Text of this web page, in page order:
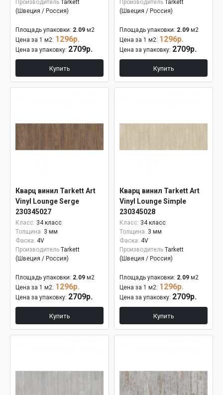
Производитель Tarkett
(Швеция / Россия)
Площадь упаковки: 2.09 м2
Цена за 1 м2: 1296р.
Цена за упаковку: 2709р.
Купить
Производитель Tarkett
(Швеция / Россия)
Площадь упаковки: 2.09 м2
Цена за 1 м2: 1296р.
Цена за упаковку: 2709р.
Купить
Кварц винил Tarkett Art
Vinyl Lounge Serge
230345027
Класс: 34 класс
Толщина: 3 мм
Фаска: 4V
Производитель Tarkett
(Швеция / Россия)
Площадь упаковки: 2.09 м2
Цена за 1 м2: 1296р.
Цена за упаковку: 2709р.
Купить
Кварц винил Tarkett Art
Vinyl Lounge Simple
230345028
Класс: 34 класс
Толщина: 3 мм
Фаска: 4V
Производитель Tarkett
(Швеция / Россия)
Площадь упаковки: 2.09 м2
Цена за 1 м2: 1296р.
Цена за упаковку: 2709р.
Купить